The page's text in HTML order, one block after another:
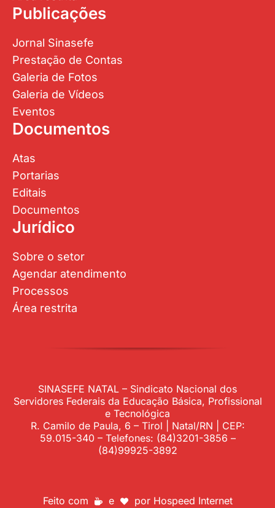
Publicações
Jornal Sinasefe
Prestação de Contas
Galeria de Fotos
Galeria de Vídeos
Eventos
Documentos
Atas
Portarias
Editais
Documentos
Jurídico
Sobre o setor
Agendar atendimento
Processos
Área restrita
SINASEFE NATAL – Sindicato Nacional dos
Servidores Federais da Educação Básica, Profissional
e Tecnológica
R. Camilo de Paula, 6 – Tirol | Natal/RN | CEP:
59.015-340 – Telefones: (84)3201-3856 –
(84)99925-3892
Feito com e por Hospeed Internet